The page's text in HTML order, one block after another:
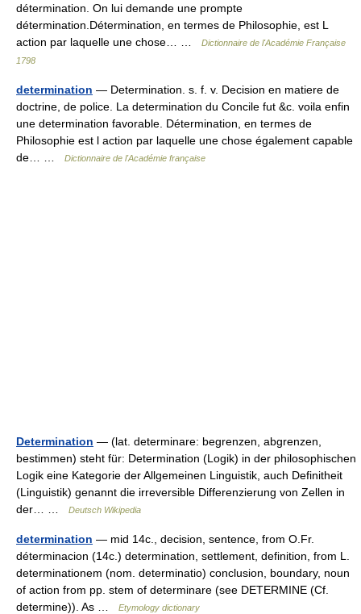
détermination. On lui demande une prompte
détermination.Détermination, en termes de Philosophie, est L
action par laquelle une chose… …
Dictionnaire de l'Académie Française
1798
determination — Determination. s. f. v. Decision en matiere de
doctrine, de police. La determination du Concile fut &c. voila enfin
une determination favorable. Détermination, en termes de
Philosophie est l action par laquelle une chose également capable
de… …
Dictionnaire de l'Académie française
Determination — (lat. determinare: begrenzen, abgrenzen,
bestimmen) steht für: Determination (Logik) in der philosophischen
Logik eine Kategorie der Allgemeinen Linguistik, auch Definitheit
(Linguistik) genannt die irreversible Differenzierung von Zellen in
der… …
Deutsch Wikipedia
determination — mid 14c., decision, sentence, from O.Fr.
déterminacion (14c.) determination, settlement, definition, from L.
determinationem (nom. determinatio) conclusion, boundary, noun
of action from pp. stem of determinare (see DETERMINE (Cf.
determine)). As …
Etymology dictionary